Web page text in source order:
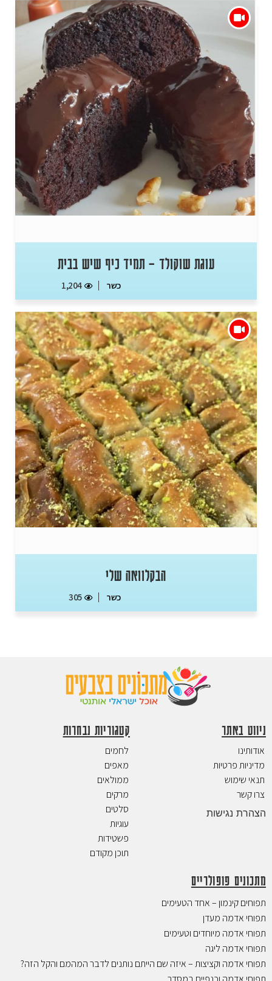
עוגת שוקולד – תמיד כיף שיש בבית
כשר 1,204
הבקלוואה שלי
כשר 305
ניווט באתר
אודותינו
מדיניות פרטיות
תנאי שימוש
צרו קשר
הצהרת נגישות
קטגוריות נבחרות
לחמים
מאפים
ממולאים
מרקים
סלטים
עוגיות
פשטידות
תוכן מקודם
מתכונים פופולריים
תפוחים קינמון – אחד הטעימים
תפוחי אדמה מעדן
תפוחי אדמה מיוחדים וטעימים
תפוחי אדמה ליגה
תפוחי אדמה וקציצות – איזה שם הייתם נותנים לדבר המהמם והקל הזה?